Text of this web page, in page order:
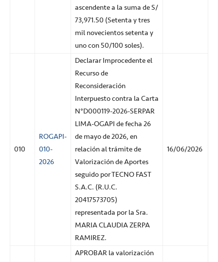
ascendente a la suma de S/
73,971.50 (Setenta y tres
mil novecientos setenta y
uno con 50/100 soles).
010
ROGAPI-
010-
2026
Declarar Improcedente el
Recurso de
Reconsideración
Interpuesto contra la Carta
N°D000119-2026-SERPAR
LIMA-OGAPI de fecha 26
de mayo de 2026, en
relación al trámite de
Valorización de Aportes
seguido por TECNO FAST
S.A.C. (R.U.C.
20417573705)
representada por la Sra.
MARIA CLAUDIA ZERPA
RAMIREZ.
16/06/2026
APROBAR la valorización